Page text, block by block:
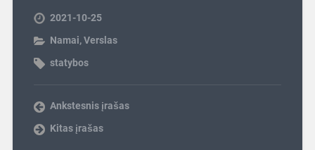
2021-10-25
Namai,Verslas
statybos
Ankstesnis įrašas
Kitas įrašas